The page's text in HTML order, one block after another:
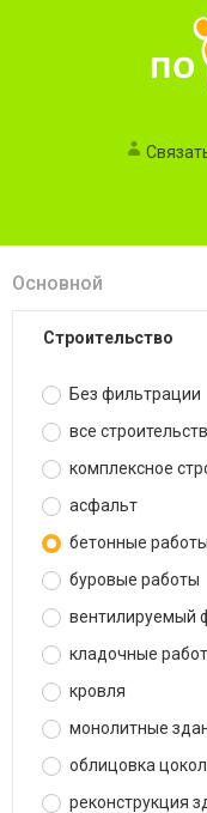
Основной
строительство
Без фильтрации
все
комплексное
асфальт
бетонные работы
буровые работы
вентилируемый
кладочные
кровля
монолитные
облицовка
реконструкция